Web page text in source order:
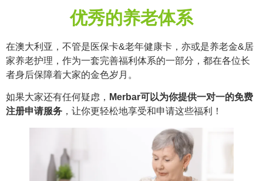
优秀的养老体系
在澳大利亚，不管是医保卡&老年健康卡，亦或是养老金&居
家养老护理，作为一套完善福利体系的一部分，都在各位长
者身后保障着大家的金色岁月。
如果大家还有任何疑虑， Merbar可以为你提供一对一的免费
注册申请服务 ，让你更轻松地享受和申请这些福利！